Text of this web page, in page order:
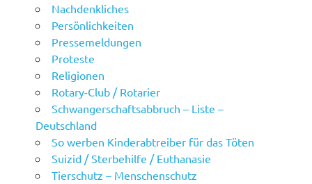
Nachdenkliches
Persönlichkeiten
Pressemeldungen
Proteste
Religionen
Rotary-Club / Rotarier
Schwangerschaftsabbruch – Liste –
Deutschland
So werben Kinderabtreiber für das Töten
Suizid / Sterbehilfe / Euthanasie
Tierschutz – Menschenschutz